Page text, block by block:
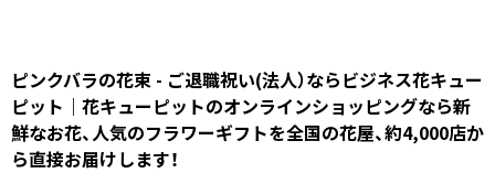
ピンクバラの花束 - ご退職祝い(法人）ならビジネス花キュー
ピット｜花キューピットのオンラインショッピングなら新
鮮なお花、人気のフラワーギフトを全国の花屋、約4,000店か
ら直接お届けします！